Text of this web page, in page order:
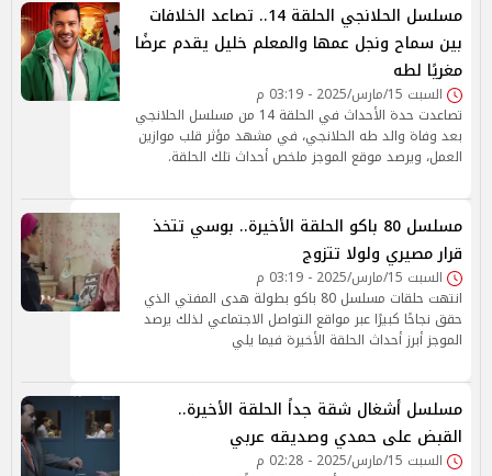
مسلسل الحلانجي الحلقة 14.. تصاعد الخلافات
بين سماح ونجل عمها والمعلم خليل يقدم عرضًا
مغريًا لطه
السبت 15/مارس/2025 - 03:19 م
تصاعدت حدة الأحداث في الحلقة 14 من مسلسل الحلانجي
بعد وفاة والد طه الحلانجي، في مشهد مؤثر قلب موازين
العمل، ويرصد موقع الموجز ملخص أحداث تلك الحلقة.
مسلسل 80 باكو الحلقة الأخيرة.. بوسي تتخذ
قرار مصيري ولولا تتزوج
السبت 15/مارس/2025 - 03:19 م
انتهت حلقات مسلسل 80 باكو بطولة هدى المفتي الذي
حقق نجاحًا كبيرًا عبر مواقع التواصل الاجتماعي لذلك يرصد
الموجز أبرز أحداث الحلقة الأخيرة فيما يلي
مسلسل أشغال شقة جداً الحلقة الأخيرة..
القبض على حمدي وصديقه عربي
السبت 15/مارس/2025 - 02:28 م